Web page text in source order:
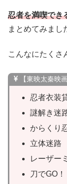
忍者を満喫でき
まとめてみまし
こんなにたくさ
【東映太秦映
忍者衣装
謎解き迷
からくり
立体迷路
レーザー
刀でGO！